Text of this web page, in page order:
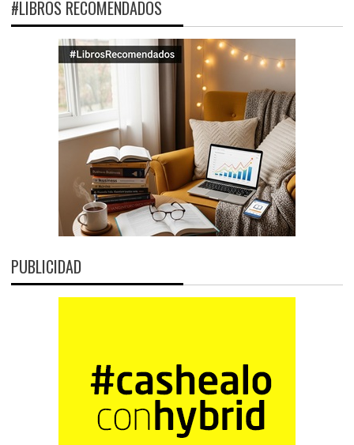
#LIBROS RECOMENDADOS
PUBLICIDAD